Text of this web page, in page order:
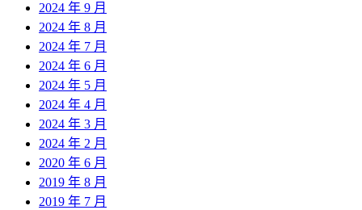
2024 年 9 月
2024 年 8 月
2024 年 7 月
2024 年 6 月
2024 年 5 月
2024 年 4 月
2024 年 3 月
2024 年 2 月
2020 年 6 月
2019 年 8 月
2019 年 7 月